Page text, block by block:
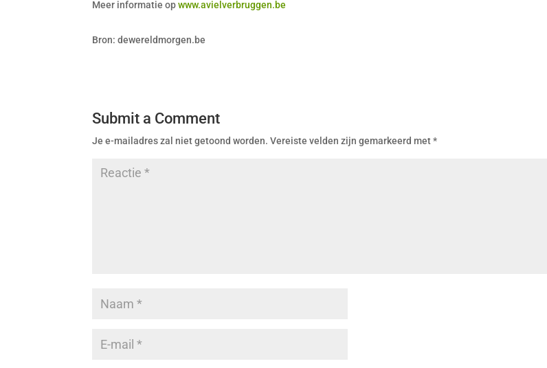
Meer informatie opwww.avielverbruggen.be
Bron: dewereldmorgen.be
Submit a Comment
Je e-mailadres zal niet getoond worden. Vereiste velden zijn gemarkeerd met*